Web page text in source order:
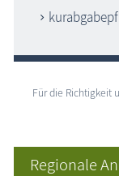
Für die Richtigkeit
Regionale